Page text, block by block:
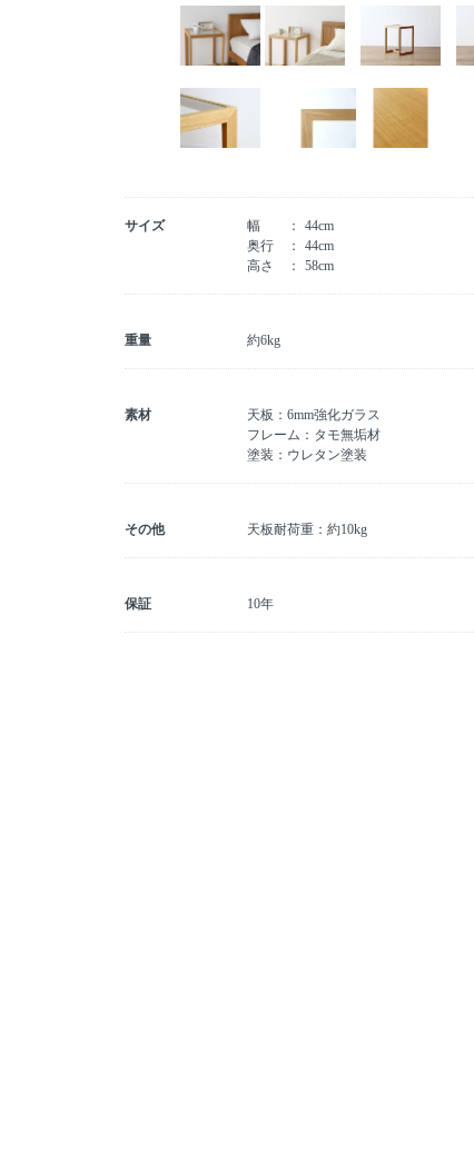
サイズ 幅
44cm
奥行
44cm
高さ
58cm
重量 約6kg
素材
天板：6mm強化ガラス
フレーム：タモ無垢材
塗装：ウレタン塗装
その他 天板耐荷重：約10kg
保証 10年